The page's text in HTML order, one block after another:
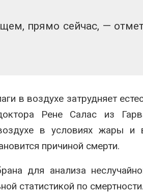
прямо сейчас, —
в воздухе затрудняет
Рене Салас из
в условиях жары и
причиной смерти.
для анализа
статистикой по